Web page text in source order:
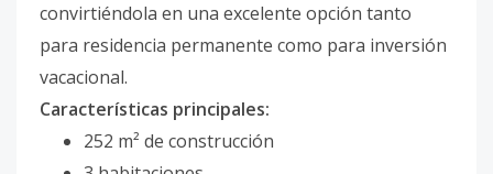
convirtiéndola en una excelente opción tanto
para residencia permanente como para inversión
vacacional.
Características principales:
252 m² de construcción